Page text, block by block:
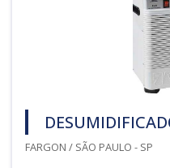
FARGON / SÃO PAULO - SP